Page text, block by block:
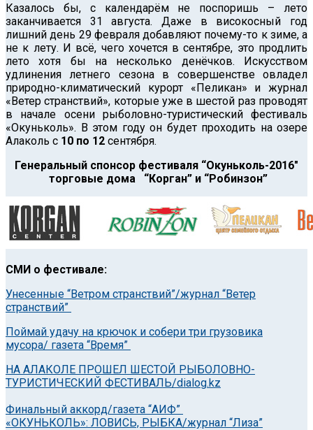
Казалось бы, с календарём не поспоришь – лето
заканчивается 31 августа. Даже в високосный год
лишний день 29 февраля добавляют почему-то к зиме, а
не к лету. И всё, чего хочется в сентябре, это продлить
лето хотя бы на несколько денёчков. Искусством
удлинения летнего сезона в совершенстве овладел
природно-климатический курорт «Пеликан» и журнал
«Ветер странствий», которые уже в шестой раз проводят
в начале осени рыболовно-туристический фестиваль
«Окуньколь». В этом году он будет проходить на озере
Алаколь с 10 по 12 сентября.
Генеральный спонсор фестиваля “Окуньколь-2016″
торговые дома “Корган” и “Робинзон”
СМИ о фестивале:
Унесенные “Ветром странствий”/журнал “Ветер
странствий”
Поймай удачу на крючок и собери три грузовика
мусора/ газета “Время”
НА АЛАКОЛЕ ПРОШЕЛ ШЕСТОЙ РЫБОЛОВНО-
ТУРИСТИЧЕСКИЙ ФЕСТИВАЛЬ/dialog.kz
Финальный аккорд/газета “АИФ”
«ОКУНЬКОЛЬ»: ЛОВИСЬ, РЫБКА/журнал “Лиза”